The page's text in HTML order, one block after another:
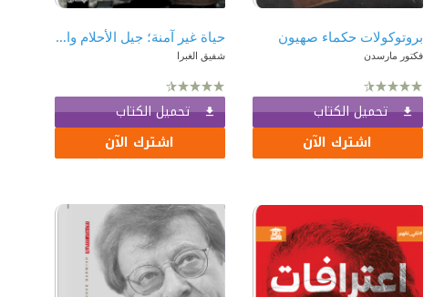
بروتوكولات حكماء صهيون
فكتور مارسدن
تحميل الكتاب
اشترك الآن
حياة غير آمنة؛ جيل الأحلام والإخفاقات
شفيق الغبرا
تحميل الكتاب
اشترك الآن